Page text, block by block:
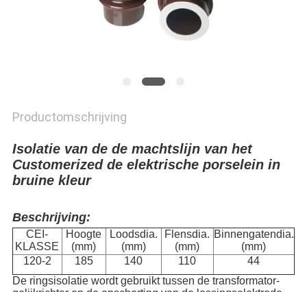
Productomschrijving
Isolatie van de de machtslijn van het
Customerized de elektrische porselein in
bruine kleur
Beschrijving:
CEI-
KLASSE
Hoogte
(mm)
Loodsdia.
(mm)
Flensdia.
(mm)
Binnengatendia.
(mm)
120-2
185 140 110
44
De ringsisolatie wordt gebruikt tussen de transformator-